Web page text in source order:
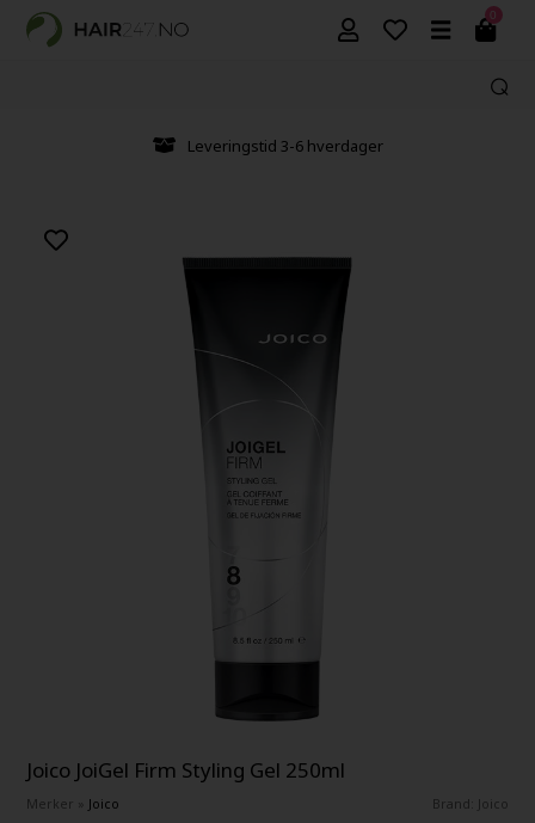
0
Leveringstid 3-6 hverdager
Joico JoiGel Firm Styling Gel 250ml
Merker Joico Brand: Joico